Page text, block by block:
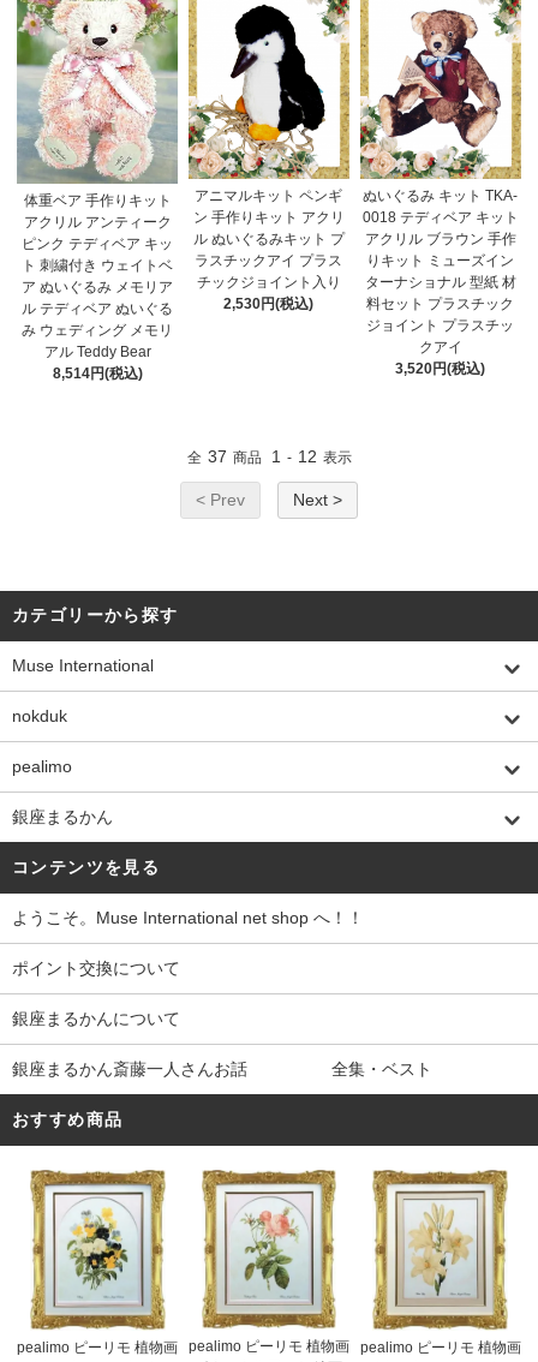
体重ベア 手作りキット
アクリル アンティーク
ピンク テディベア キッ
ト 刺繍付き ウェイトベ
ア ぬいぐるみ メモリア
ル テディベア ぬいぐる
み ウェディング メモリ
アル Teddy Bear
8,514円(税込)
アニマルキット ペンギ
ン 手作りキット アクリ
ル ぬいぐるみキット プ
ラスチックアイ プラス
チックジョイント入り
2,530円(税込)
ぬいぐるみ キット TKA-
0018 テディベア キット
アクリル ブラウン 手作
りキット ミューズイン
ターナショナル 型紙 材
料セット プラスチック
ジョイント プラスチッ
クアイ
3,520円(税込)
全 37 商品 1 - 12 表示
< Prev Next >
カテゴリーから探す
Muse International
nokduk
pealimo
銀座まるかん
コンテンツを見る
ようこそ。Muse International net shop へ！！
ポイント交換について
銀座まるかんについて
銀座まるかん斎藤一人さんお話 全集・ベスト
おすすめ商品
pealimo ピーリモ 植物画
pealimo ピーリモ 植物画
pealimo ピーリモ 植物画